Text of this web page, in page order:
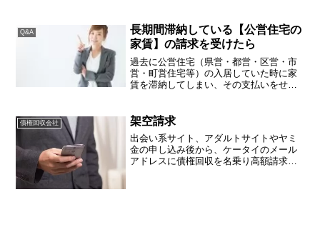
続きの一つであるため、記載されている
金額を一括では支払えない...
Q&A
長期間滞納している【公営住宅の
家賃】の請求を受けたら
過去に公営住宅（県営・都営・区営・市
営・町営住宅等）の入居していた時に家
賃を滞納してしまい、その支払いをせず
受けることがあります。ここ最近、公営
住宅の滞納家賃を含め、各...
債権回収会社 架空請求
出会い系サイト、アダルトサイトやヤミ
金の申し込み後から、ケータイのメール
アドレスに債権回収を名乗り高額請求を